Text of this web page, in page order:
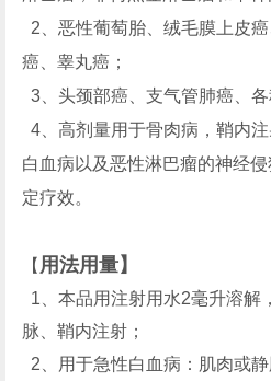
2、恶性葡萄胎、绒毛膜上皮
癌、睾丸癌；
3、头颈部癌、支气管肺癌、各
4、高剂量用于骨肉病，鞘内
白血病以及恶性淋巴瘤的神经
定疗效。
【 用法用量】
1、本品用注射用水2毫升溶解
脉、鞘内注射；
2、用于急性白血病：肌肉或